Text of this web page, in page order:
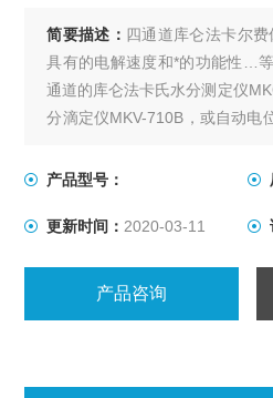
简要描述： 四通道库仑法卡尔
具有的电解速度和*的功能性…
通道的库仑法卡氏水分测定仪
分滴定仪MKV-710B，或自动电
产品型号：
更新时间： 2020-03-11
产品咨询